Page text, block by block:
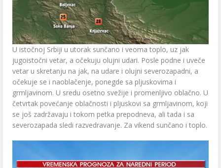
U istočnoj Srbiji u utorak sunčano i veoma toplo, uz jak
jugoistočni vetar, a očekuju olujni udari. Posle podne i uveče
vetar u skretanju na jak, na udare i olujni severozapadni, a
očekuje se i naoblačenje, ponegde sa pljuskovima i
grmljavinom. U sredu osetno svežije i promenljivo oblačno. U
četvrtak povećanje oblačnosti i pljuskovi sa grmljavinom, koji
se još zadržavaju i tokom petka prepodneva, ali tada i sa
severozapada sledi razvedravanje. Za vikend sunčano i toplo.